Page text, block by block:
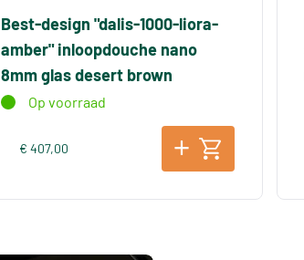
Best-design "dalis-1000-liora-
amber" inloopdouche nano
8mm glas desert brown
Op voorraad
€ 407,00